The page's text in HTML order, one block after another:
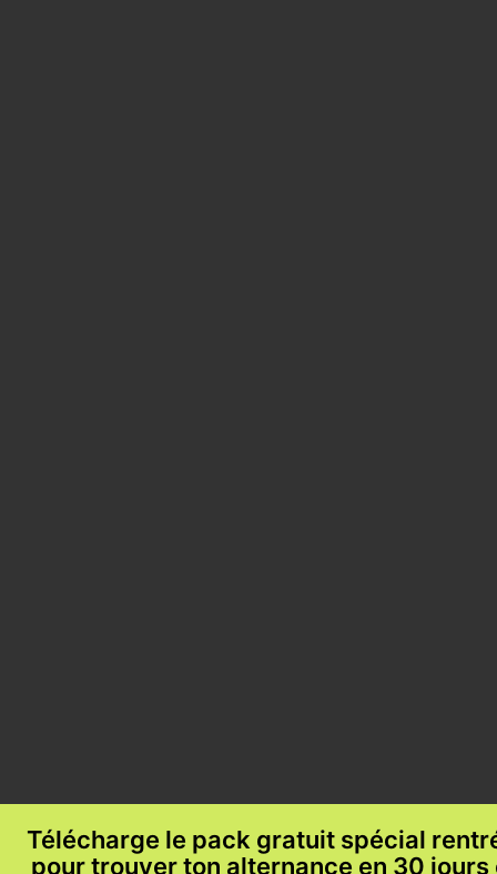
Télécharge le pack gratuit spécial
pour trouver ton alternance en 30 jours